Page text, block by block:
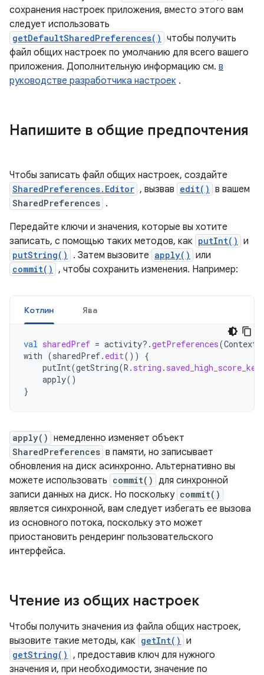
сохранения настроек приложения, вместо этого вам
следует использовать
getDefaultSharedPreferences() чтобы получить
файл общих настроек по умолчанию для всего вашего
приложения. Дополнительную информацию см. в
руководстве разработчика настроек .
Напишите в общие предпочтения
Чтобы записать файл общих настроек, создайте
SharedPreferences.Editor , вызвав edit() в вашем
SharedPreferences .
Передайте ключи и значения, которые вы хотите
записать, с помощью таких методов, как putInt() и
putString() . Затем вызовите apply() или
commit() , чтобы сохранить изменения. Например:
Котлин Ява
val sharedPref = activity?.getPreferences(Context
with (sharedPref. edit())
{
putInt(getString(R . string . saved_high_score_key
apply()
}
apply() немедленно изменяет объект
SharedPreferences в памяти, но записывает
обновления на диск асинхронно. Альтернативно вы
можете использовать commit() для синхронной
записи данных на диск. Но поскольку commit()
является синхронной, вам следует избегать ее вызова
из основного потока, поскольку это может
приостановить рендеринг пользовательского
интерфейса.
Чтение из общих настроек
Чтобы получить значения из файла общих настроек,
вызовите такие методы, как getInt() и
getString() , предоставив ключ для нужного
значения и, при необходимости, значение по